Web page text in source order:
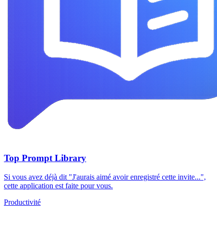
Top Prompt Library
Si vous avez déjà dit "J'aurais aimé avoir enregistré cette invite...",
cette application est faite pour vous.
Productivité